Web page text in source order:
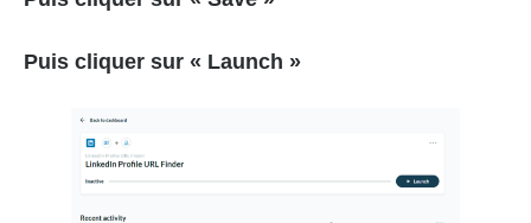
Puis cliquer sur « Launch »